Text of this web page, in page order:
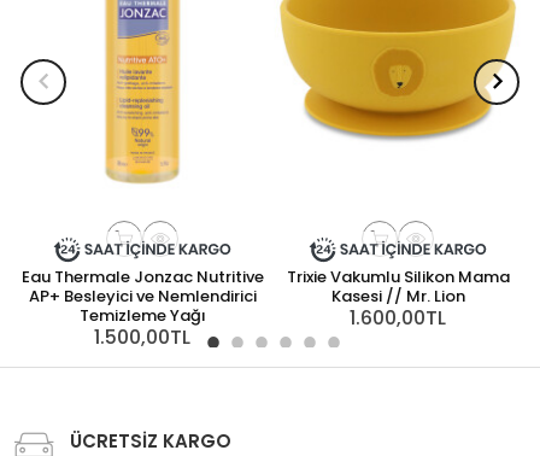
Eau Thermale Jonzac Nutritive
AP+ Besleyici ve Nemlendirici
Temizleme Yağı
1.500,00TL
Trixie Vakumlu Silikon Mama
Kasesi // Mr. Lion
1.600,00TL
ÜCRETSİZ KARGO